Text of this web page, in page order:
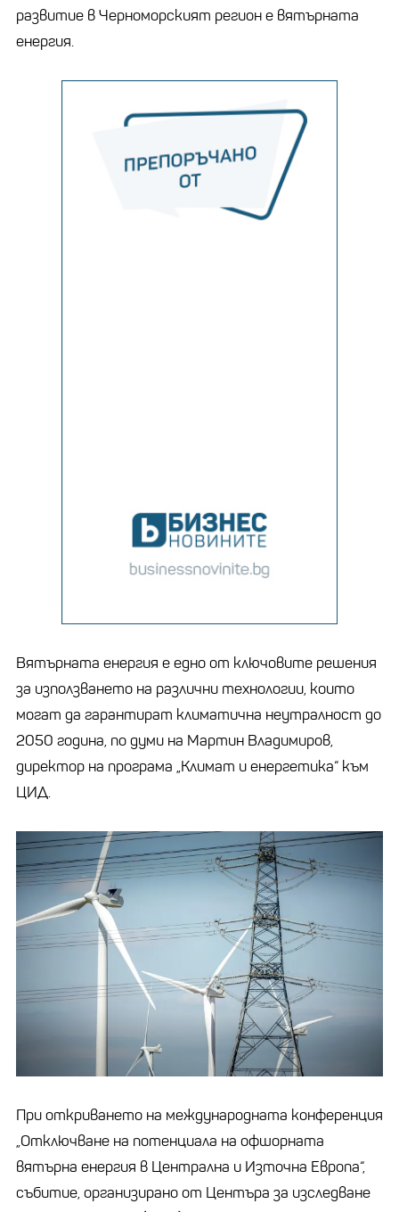
развитие в Черноморският регион е вятърната
енергия.
Вятърната енергия е едно от ключовите решения
за използването на различни технологии, които
могат да гарантират климатична неутралност до
2050 година, по думи на Мартин Владимиров,
директор на програма „Климат и енергетика“ към
ЦИД.
При откриването на международната конференция
„Отключване на потенциала на офшорната
вятърна енергия в Централна и Източна Европа“,
събитие, организирано от Центъра за изследване